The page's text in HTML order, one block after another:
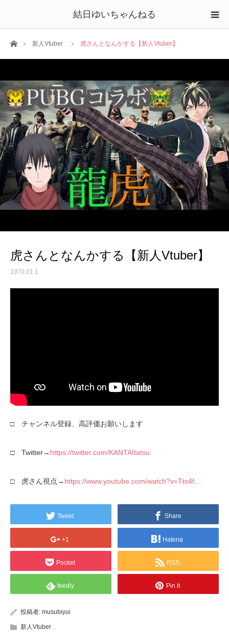
結日ゆいちゃんねる
ホーム新人Vtuber 虎さんとなんかする【新人Vtuber】
虎さんとなんかする【新人Vtuber】
1970.01.1
□ チャンネル登録、高評価お願いします
□ Twitter→ https://twitter.com/KANTAItatsu
□ 虎さん視点→ https://www.youtube.com/watch?v=Tts4f…
Tweet Share
+1 Hatena
Pocket RSS
feedly Pin it
投稿者: musubiyui
新人Vtuber